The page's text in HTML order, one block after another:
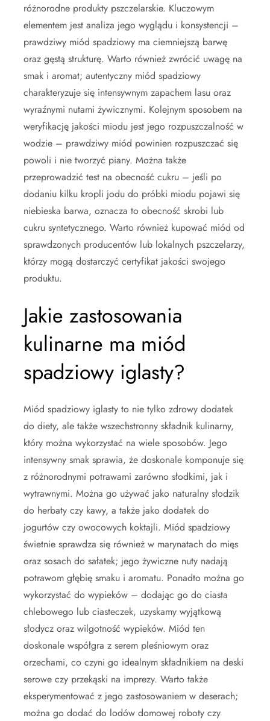
różnorodne produkty pszczelarskie. Kluczowym
elementem jest analiza jego wyglądu i konsystencji –
prawdziwy miód spadziowy ma ciemniejszą barwę
oraz gęstą strukturę. Warto również zwrócić uwagę na
smak i aromat; autentyczny miód spadziowy
charakteryzuje się intensywnym zapachem lasu oraz
wyraźnymi nutami żywicznymi. Kolejnym sposobem na
weryfikację jakości miodu jest jego rozpuszczalność w
wodzie – prawdziwy miód powinien rozpuszczać się
powoli i nie tworzyć piany. Można także
przeprowadzić test na obecność cukru – jeśli po
dodaniu kilku kropli jodu do próbki miodu pojawi się
niebieska barwa, oznacza to obecność skrobi lub
cukru syntetycznego. Warto również kupować miód od
sprawdzonych producentów lub lokalnych pszczelarzy,
którzy mogą dostarczyć certyfikat jakości swojego
produktu.
Jakie zastosowania
kulinarne ma miód
spadziowy iglasty?
Miód spadziowy iglasty to nie tylko zdrowy dodatek
do diety, ale także wszechstronny składnik kulinarny,
który można wykorzystać na wiele sposobów. Jego
intensywny smak sprawia, że doskonale komponuje się
z różnorodnymi potrawami zarówno słodkimi, jak i
wytrawnymi. Można go używać jako naturalny słodzik
do herbaty czy kawy, a także jako dodatek do
jogurtów czy owocowych koktajli. Miód spadziowy
świetnie sprawdza się również w marynatach do mięs
oraz sosach do sałatek; jego żywiczne nuty nadają
potrawom głębię smaku i aromatu. Ponadto można go
wykorzystać do wypieków – dodając go do ciasta
chlebowego lub ciasteczek, uzyskamy wyjątkową
słodycz oraz wilgotność wypieków. Miód ten
doskonale współgra z serem pleśniowym oraz
orzechami, co czyni go idealnym składnikiem na deski
serowe czy przekąski na imprezy. Warto także
eksperymentować z jego zastosowaniem w deserach;
można go dodać do lodów domowej roboty czy